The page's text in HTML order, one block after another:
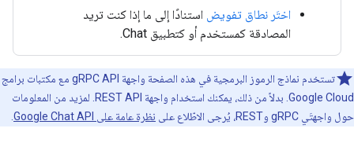
اختَر نطاق تفويض استنادًا إلى ما إذا كنت تريد
المصادقة كمستخدم أو كتطبيق Chat.
تستخدم نماذج الرموز البرمجية في هذه الصفحة واجهة gRPC API مع مكتبات برامج
Google Cloud. بدلاً من ذلك، يمكنك استخدام واجهة REST API. لمزيد من المعلومات
حول واجهتَي gRPC وREST، يُرجى الاطّلاع على
نظرة عامة على Google Chat API